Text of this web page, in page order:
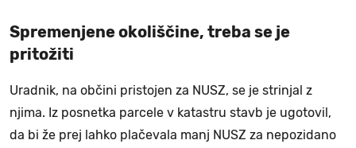
Spremenjene okoliščine, treba se je
pritožiti
Uradnik, na občini pristojen za NUSZ, se je strinjal z
njima. Iz posnetka parcele v katastru stavb je ugotovil,
da bi že prej lahko plačevala manj NUSZ za nepozidano